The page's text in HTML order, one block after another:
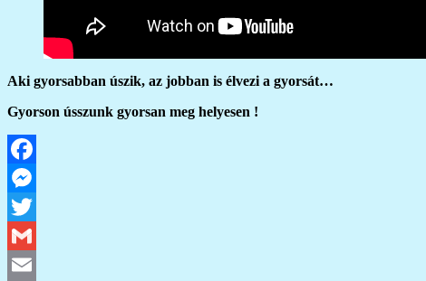
Aki gyorsabban úszik, az jobban is élvezi a gyorsát…
Gyorson ússzunk gyorsan meg helyesen !
Facebook
Messenger
Twitter
Gmail